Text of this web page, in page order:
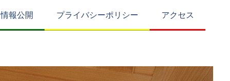
情報公開 プライバシーポリシー アクセス